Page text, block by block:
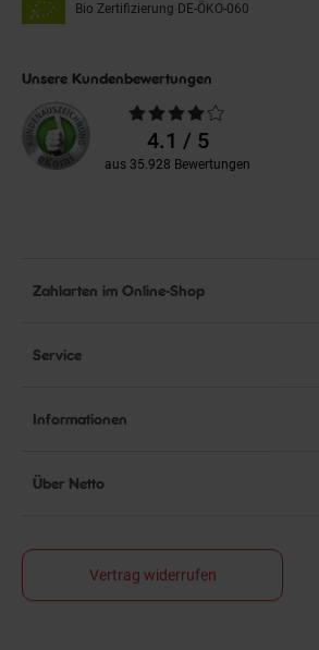
Bio Zertifizierung DE-ÖKO-060
Unsere Kundenbewertungen
Durchschnittliche
Bewertungen4.1 / 5
aus 35.928 Bewertungen
Zahlarten im Online-Shop
Service
Informationen
Über Netto
Vertrag widerrufen